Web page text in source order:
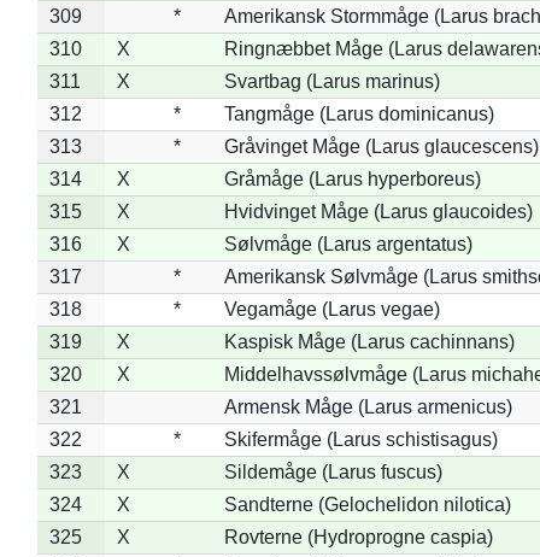
309
*
Amerikansk Stormmåge (Larus
310
X
Ringnæbbet Måge (Larus
311
X
Svartbag (Larus marinus)
312
*
Tangmåge (Larus dominicanus)
313
*
Gråvinget Måge (Larus glaucescens)
314
X
Gråmåge (Larus hyperboreus)
315
X
Hvidvinget Måge (Larus glaucoides)
316
X
Sølvmåge (Larus argentatus)
317
*
Amerikansk Sølvmåge (Larus
318
*
Vegamåge (Larus vegae)
319
X
Kaspisk Måge (Larus cachinnans)
320
X
Middelhavssølvmåge (Larus
321
Armensk Måge (Larus armenicus)
322
*
Skifermåge (Larus schistisagus)
323
X
Sildemåge (Larus fuscus)
324
X
Sandterne (Gelochelidon nilotica)
325
X
Rovterne (Hydroprogne caspia)